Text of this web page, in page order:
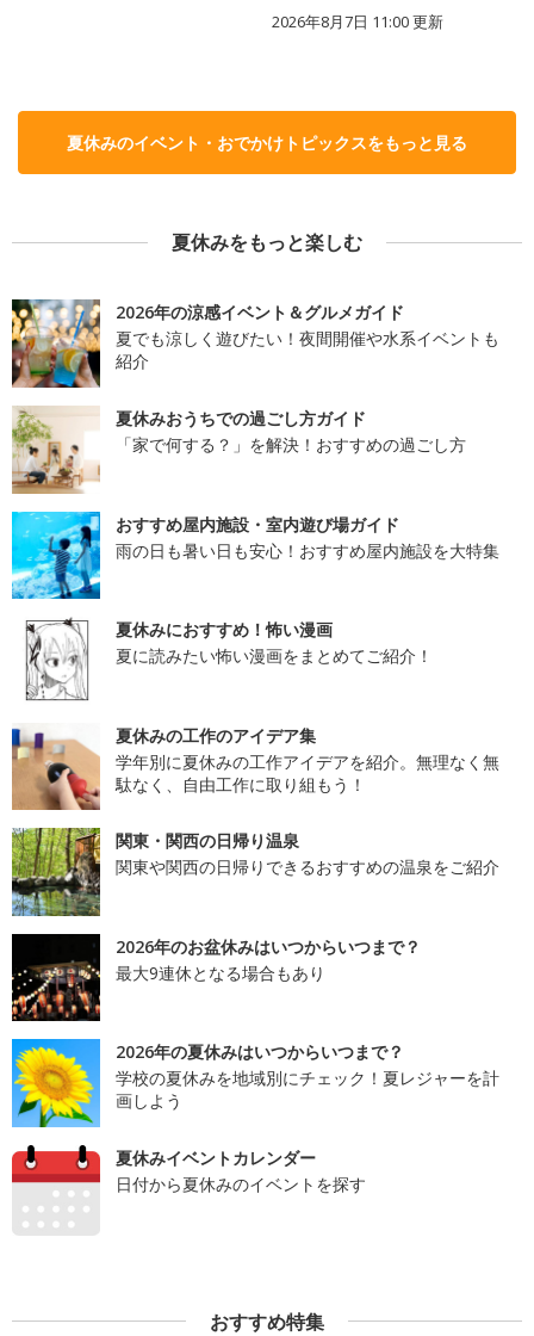
2026年8月7日 11:00更新
夏休みのイベント・おでかけトピックスをもっと見る
夏休みをもっと楽しむ
2026年の涼感イベント＆グルメガイド
夏でも涼しく遊びたい！夜間開催や水系イベントも
紹介
夏休みおうちでの過ごし方ガイド
「家で何する？」を解決！おすすめの過ごし方
おすすめ屋内施設・室内遊び場ガイド
雨の日も暑い日も安心！おすすめ屋内施設を大特集
夏休みにおすすめ！怖い漫画
夏に読みたい怖い漫画をまとめてご紹介！
夏休みの工作のアイデア集
学年別に夏休みの工作アイデアを紹介。無理なく無
駄なく、自由工作に取り組もう！
関東・関西の日帰り温泉
関東や関西の日帰りできるおすすめの温泉をご紹介
2026年のお盆休みはいつからいつまで？
最大9連休となる場合もあり
2026年の夏休みはいつからいつまで？
学校の夏休みを地域別にチェック！夏レジャーを計
画しよう
夏休みイベントカレンダー
日付から夏休みのイベントを探す
おすすめ特集